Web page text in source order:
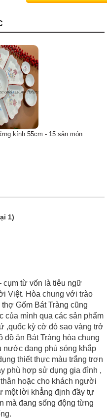
kính 55cm - 15 sản món
1)
cụm từ vốn là tiêu ngữ
Việt. Hòa chung với trào
Gốm Bát Tràng cũng
của mình qua các sản phẩm
,quốc kỳ cờ đỏ sao vàng trở
đồ ăn Bát Tràng hòa chung
nước đang phủ sóng khắp
thiết thực màu trắng trơn
phù hợp sử dụng gia đình ,
hoặc cho khách người
một lời khẳng định đầy tự
mà đang sống động từng